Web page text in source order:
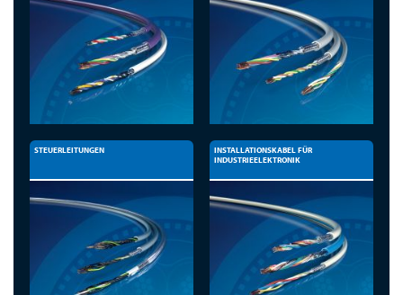
STEUERLEITUNGEN
INSTALLATIONSKABEL FÜR
INDUSTRIEELEKTRONIK